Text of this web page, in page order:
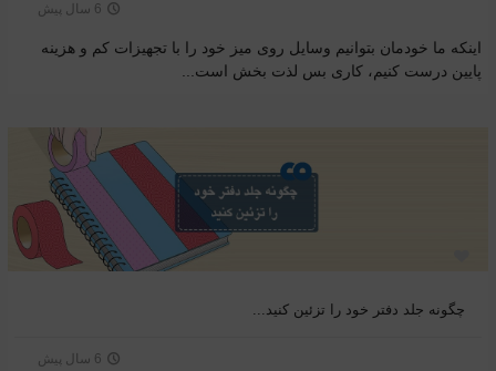
6 سال پیش
اینکه ما خودمان بتوانیم وسایل روی میز خود را با تجهیزات کم و هزینه
پایین درست کنیم، کاری بس لذت بخش است...
چگونه جلد دفتر خود را تزئین کنید...
6 سال پیش